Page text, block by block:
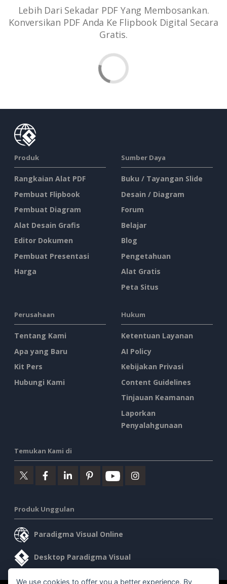
Lebih Dari Sekadar PDF Yang Membosankan.
Konversikan PDF Anda Ke Flipbook Digital Secara
Gratis.
Produk
Rangkaian Alat PDF
Pembuat Flipbook
Pembuat Diagram
Alat Desain Grafis
Editor Dokumen
Pembuat Presentasi
Harga
Sumber Daya
Buku / Tayangan Slide
Desain / Diagram
Forum
Belajar
Blog
Pengetahuan
Alat Gratis
Peta Situs
Perusahaan
Tentang Kami
Apa yang Baru
Kit Pers
Hubungi Kami
Hukum
Ketentuan Layanan
AI Policy
Kebijakan Privasi
Content Guidelines
Tinjauan Keamanan
Laporkan
Penyalahgunaan
Temukan Kami di
Produk Unggulan
Paradigma Visual Online
Desktop Paradigma Visual
We use cookies to offer you a better experience. By